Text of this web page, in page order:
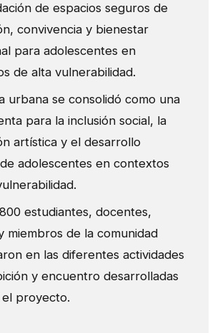
de espacios seguros de
convivencia y bienestar
para adolescentes en
de alta vulnerabilidad.
urbana se consolidó como una
para la inclusión social, la
artística y el desarrollo
adolescentes en contextos
estudiantes, docentes,
miembros de la comunidad
en las diferentes actividades
y encuentro desarrolladas
proyecto.